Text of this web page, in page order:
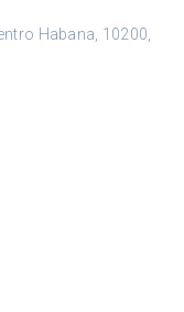
Habana 10200